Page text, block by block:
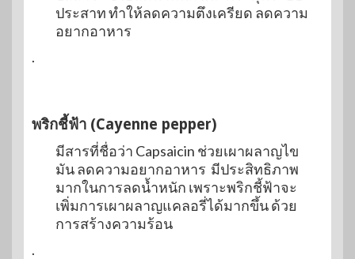
ประสาท ทำให้ลดความตึงเครียด ลดความ
อยากอาหาร
.
พริกชี้ฟ้า (Cayenne pepper)
มีสารที่ชื่อว่า Capsaicin ช่วยเผาผลาญไข
มัน ลดความอยากอาหาร มีประสิทธิภาพ
มากในการลดน้ำหนัก เพราะพริกชี้ฟ้าจะ
เพิ่มการเผาผลาญแคลอรี่ได้มากขึ้น ด้วย
การสร้างความร้อน
.